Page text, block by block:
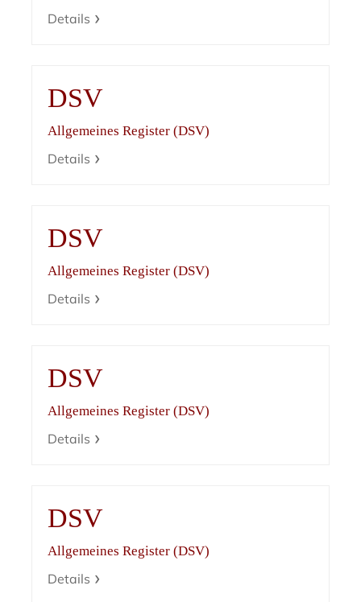
Details
DSV
Allgemeines Register (DSV)
Details
DSV
Allgemeines Register (DSV)
Details
DSV
Allgemeines Register (DSV)
Details
DSV
Allgemeines Register (DSV)
Details